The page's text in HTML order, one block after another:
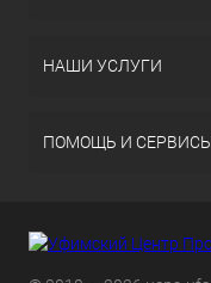
НАШИ УСЛУГИ
ПОМОЩЬ И